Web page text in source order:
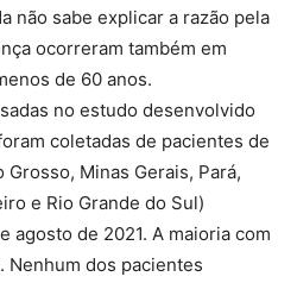
não sabe explicar a razão pela
ocorreram também em
de 60 anos.
no estudo desenvolvido
coletadas de pacientes de
Minas Gerais, Pará,
e Rio Grande do Sul)
agosto de 2021. A maioria com
Nenhum dos pacientes